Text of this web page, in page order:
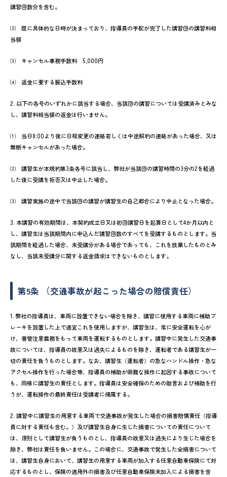
講習回数分を含む。
⑵ 既に具体的な日時が決まっており、指導員の手配が完了した講習回の講習料相
当額
⑶ キャンセル事務手数料 5,000円
⑷ 返金に要する振込手数料
2. 以下の各号のいずれかに該当する場合、当該回の講習については受講済みとみな
し、講習料相当額の返金は行いません。
⑴ 当日8:00より後に日程変更の連絡若しくは中途解約の連絡があった場合、又は
無断キャンセルがあった場合。
⑵ 講習生が本規約第3条各号に該当し、弊社が当該回の講習時間の3分の2を経過
した後に受講を拒否又は中止した場合。
⑶ 講習実施の途中で当該回の講習が講習生の自己都合により中止となった場合。
3. 本講習の有効期間は、本契約成立日又は初回講習日を起算日として4か月以内と
し、講習生は当該期間内に申込んだ講習回数のすべてを受講するものとします。当
該期間を経過した場合、未受講分がある場合であっても、これを放棄したものとみ
なし、当該未受講分に関する返金請求はできないものとします。
第5条 （交通事故が起こった場合の賠償責任）
1. 弊社の指導員は、車両に設置できない場合を除き、講習に使用する車両に補助ブ
レーキを設置した上で適宜これを使用しますが、講習生は、常に安全運転を心が
け、善管注意義務をもって車両を運転するものとします。講習中に発生した交通事
故については、指導員の故意又は過失によるものを除き、運転者である講習生が一
切の責任を負うものとします。なお、講習生（運転者）の急なハンドル操作・急な
アクセル操作を行った場合等、指導員の補助が困難な操作に起因する事故について
も、同様に講習生の責任とします。指導員は安全確保のための助言および補助を行
うが、運転操作の最終責任は受講者に帰属する。
2. 講習中に講習生の用意する車両で交通事故が発生した場合の損害賠償責任（指導
員に対する責任も含む。）及び講習生自身に生じた損害についての責任について
は、原則として講習生が負うものとし、指導員の故意又は過失により生じた場合を
除き、弊社は責任を負いません。この場合に、交通事故で発生した全損害について
は、講習生自身において、講習生の用意する車両が加入する任意自動車保険にて対
応するものとし、保険の適用外の損害及び任意自動車保険未加入による損害を含